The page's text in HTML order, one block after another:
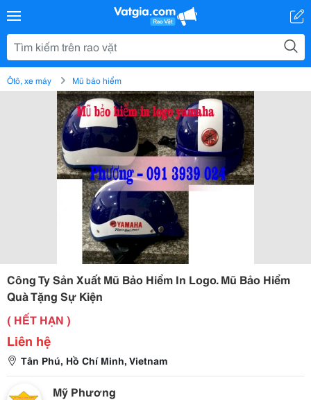
Ôtô, xe máy Mũ bảo hiểm
Công Ty Sản Xuất Mũ Bảo Hiểm In Logo. Mũ Bảo Hiểm
Quà Tặng Sự Kiện
( HẾT HẠN )
Liên hệ
Tân Phú, Hồ Chí Minh, Vietnam
Mỹ Phương